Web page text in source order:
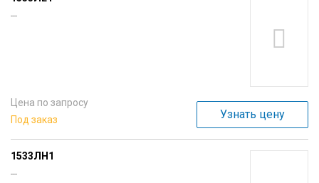
---
Цена по запросу
Под заказ
Узнать цену
1533ЛН1
---